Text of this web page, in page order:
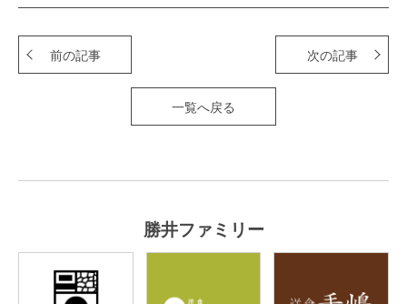
前の記事 次の記事
一覧へ戻る
勝井ファミリー